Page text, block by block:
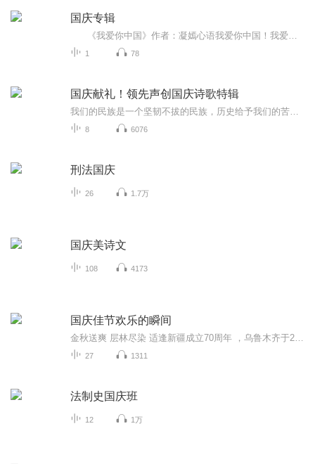
国庆专辑
1 78
国庆献礼！领先声创国庆诗歌特辑
8 6076
刑法国庆
26 1.7万
国庆美诗文
108 4173
国庆佳节欢乐的瞬间
27 1311
法制史国庆班
12 1万